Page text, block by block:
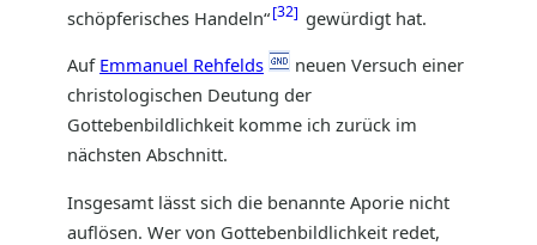
schöpferisches Handeln“ 32 gewürdigt hat.
Auf Emmanuel Rehfelds
neuen Versuch einer
christologischen Deutung der
Gottebenbildlichkeit komme ich zurück im
nächsten Abschnitt.
Insgesamt lässt sich die benannte Aporie nicht
auflösen. Wer von Gottebenbildlichkeit redet,